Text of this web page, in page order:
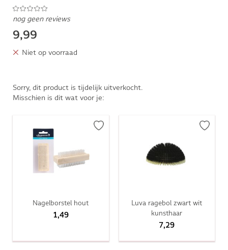
nog geen reviews
9,99
Niet op voorraad
Sorry, dit product is tijdelijk uitverkocht.
Misschien is dit wat voor je:
Nagelborstel hout
1,49
Luva ragebol zwart wit
kunsthaar
7,29